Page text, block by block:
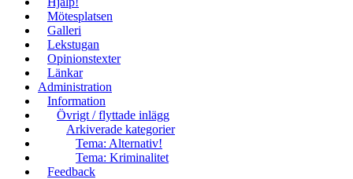
Mötesplatsen
Galleri
Lekstugan
Opinionstexter
Länkar
Administration
Information
Övrigt / flyttade inlägg
Arkiverade kategorier
Tema: Alternativ!
Tema: Kriminalitet
Feedback